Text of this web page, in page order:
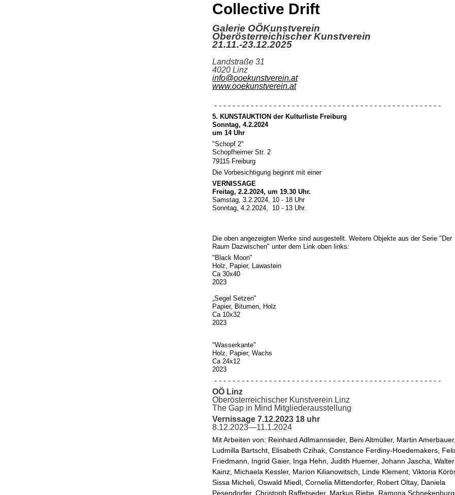
Collective Drift
Galerie OÖKunstverein
Oberösterreichischer Kunstverein
21.11.-23.12.2025
Landstraße 31
4020 Linz
info@ooekunstverein.at
www.ooekunstverein.at
- - - - - - - - - - - - - - - - - - - - - - - - - - - - - - - - - - - - - - - - - - - - - - - - - -
5. KUNSTAUKTION der Kulturliste Freiburg
Sonntag, 4.2.2024
um 14 Uhr
"Schopf 2"
Schopfheimer Str. 2
79115 Freiburg
Die Vorbesichtigung beginnt mit einer
VERNISSAGE
Freitag, 2.2.2024, um 19.30 Uhr.
Samstag, 3.2.2024, 10 - 18 Uhr
Sonntag, 4.2.2024, 10 - 13 Uhr.
Die oben angezeigten Werke sind ausgestellt. Weitere Objekte aus der Serie "Der
Raum Dazwischen" unter dem Link oben links:
"Black Moon"
Holz, Papier, Lawastein
Ca 30x40
2023
„Segel Setzen"
Papier, Bitumen, Holz
Ca 10x32
2023
"Wasserkante"
Holz, Papier, Wachs
Ca 24x12
2023
- - - - - - - - - - - - - - - - - - - - - - - - - - - - - - - - - - - - - - - - - - - - - - - - - -
OÖ Linz
Oberösterreichischer Kunstverein Linz
The Gap in Mind Mitgliederausstellung
Vernissage 7.12.2023 18 uhr
8.12.2023—11.1.2024
Mit Arbeiten von: Reinhard Adlmannseder, Beni Altmüller, Martin Amerbauer,
Ludmilla Bartscht, Elisabeth Czihak, Constance Ferdiny-Hoedemakers,
Friedmann, Ingrid Gaier, Inga Hehn, Judith Huemer, Johann Jascha, Walter
Kainz, Michaela Kessler, Marion Kilianowitsch, Linde Klement, Viktoria
Sissa Micheli, Oswald Miedl, Cornelia Mittendorfer, Robert Oltay, Daniela
Pesendorfer, Christoph Raffetseder, Markus Riebe, Ramona